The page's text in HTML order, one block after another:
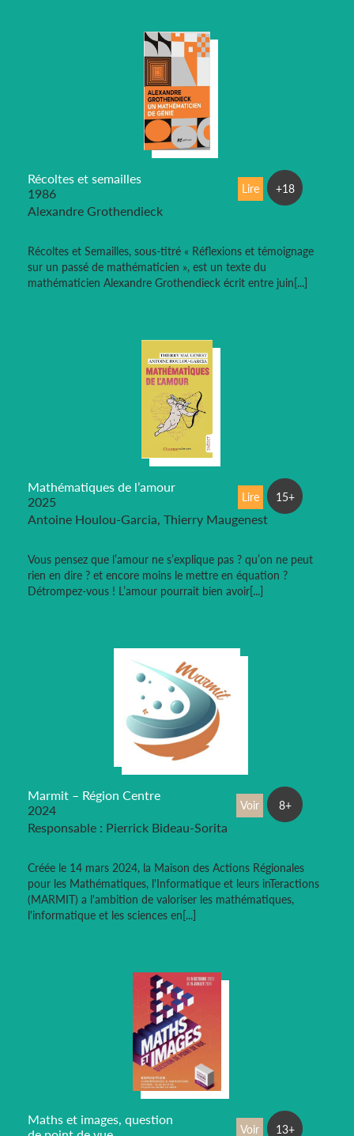
Récoltes et semailles
1986
Alexandre Grothendieck
Récoltes et Semailles, sous-titré « Réflexions et témoignage
sur un passé de mathématicien », est un texte du
mathématicien Alexandre Grothendieck écrit entre juin[...]
Lire +18
Mathématiques de l’amour
2025
Antoine Houlou-Garcia, Thierry Maugenest
Vous pensez que l’amour ne s’explique pas ? qu’on ne peut
rien en dire ? et encore moins le mettre en équation ?
Détrompez-vous ! L’amour pourrait bien avoir[...]
Lire 15+
Marmit – Région Centre
2024
Responsable : Pierrick Bideau-Sorita
Créée le 14 mars 2024, la Maison des Actions Régionales
pour les Mathématiques, l'Informatique et leurs inTeractions
(MARMIT) a l'ambition de valoriser les mathématiques,
l'informatique et les sciences en[...]
Voir 8+
Maths et images, question
Voir 13+